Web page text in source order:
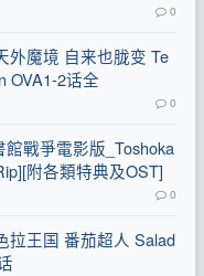
0
外魔境 自来也胧变 Te
OVA1-2话全
0
戰爭電影版_Toshoka
附各類特典及OST]
0
拉王国 番茄超人 Salad